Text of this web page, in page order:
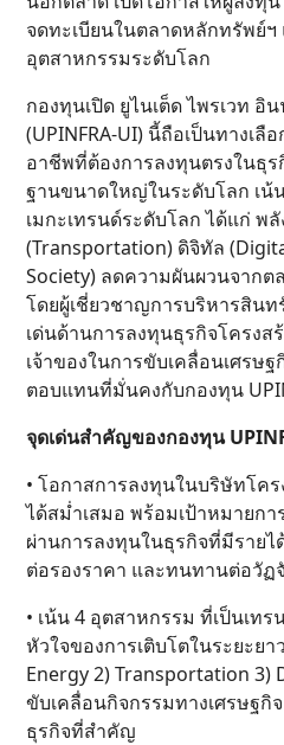
จดทะเบียนในตลาดหลักทรัพย์ฯ
อุตสาหกรรมระดับโลก
กองทุนเปิด ยูไนเต็ด ไพรเวท อิ
(UPINFRA-UI) นี้ถือเป็นทางเ
อาชีพที่ต้องการลงทุนตรงในธุ
ฐานขนาดใหญ่ในระดับโลก เน้
เมกะเทรนด์ระดับโลก ได้แก่ พ
(Transportation) ดิจิทัล
Society) ลดความผันผวนจาก
โดยผู้เชี่ยวชาญการบริหารสิน
เด่นด้านการลงทุนธุรกิจโครงส
เจ้าของในการขับเคลื่อนเศรษ
ตอบแทนที่มั่นคงกับกองทุน
จุดเด่นสำคัญของกองทุน
• โอกาสการลงทุนในบริษัทโค
ได้สม่ำเสมอ พร้อมเป้าหมายก
ผ่านการลงทุนในธุรกิจที่มีราย
ต่อรองราคา และทนทานต่อวัฏ
• เน้น 4 อุตสาหกรรม ที่เป็นเท
หัวใจของการเติบโตในระยะย
Energy 2) Transportation 3)
ขับเคลื่อนกิจกรรมทางเศรษฐกิ
ธุรกิจที่สำคัญ